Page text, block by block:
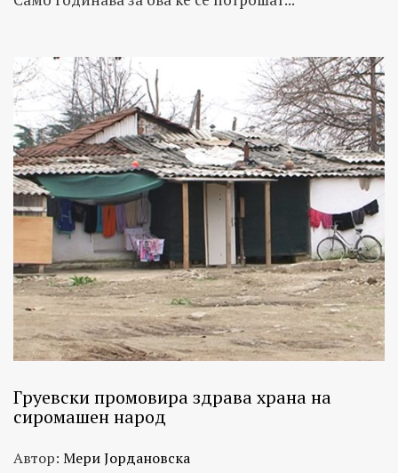
Груевски промовира здрава храна на
сиромашен народ
Автор: Мери Јордановска